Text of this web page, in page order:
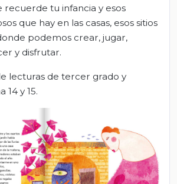
recuerde tu infancia y esos
que hay en las casas, esos sitios
podemos crear, jugar,
y disfrutar.
lecturas de tercer grado y
14 y 15.